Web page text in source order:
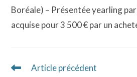
Boréale) – Présentée yearling
acquise pour 3 500 € par un
Read
Article précédent